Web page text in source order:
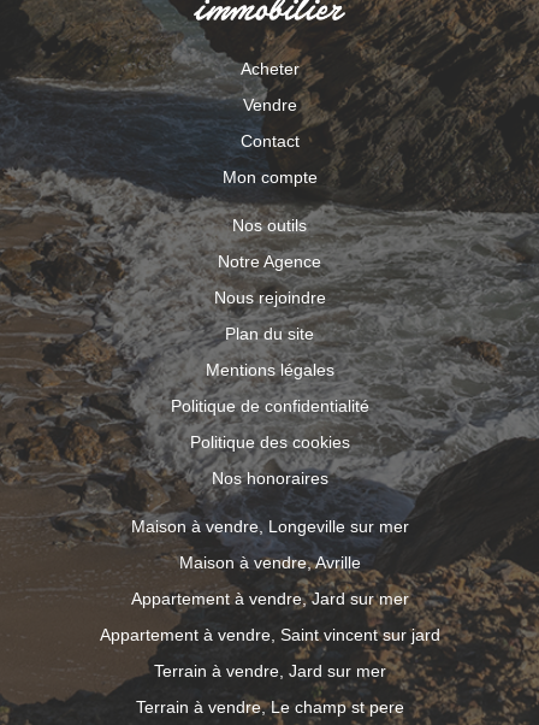
Acheter
Vendre
Contact
Mon compte
Nos outils
Notre Agence
Nous rejoindre
Plan du site
Mentions légales
Politique de confidentialité
Politique des cookies
Nos honoraires
Maison à vendre, Longeville sur mer
Maison à vendre, Avrille
Appartement à vendre, Jard sur mer
Appartement à vendre, Saint vincent sur jard
Terrain à vendre, Jard sur mer
Terrain à vendre, Le champ st pere